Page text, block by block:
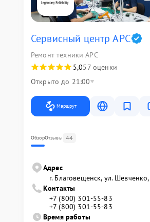
Сервисный центр APC
Ремонт техники APC
5,057 оценки
Открыто до 21:00
Маршрут
ОбзорОтзывы 44
Адрес
г. Благовещенск, ул.
Контакты
+7 (800) 301-55-83
+7 (800) 301-55-83
Время работы